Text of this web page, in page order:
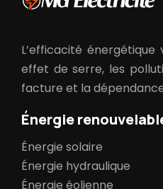
L’efficacité
effet de serre, les
facture et la
Énergie
Énergie solaire
Énergie hydraulique
Énergie éolienne